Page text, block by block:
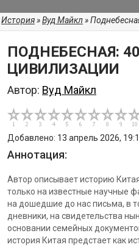
История»Вуд Майкл»
ПОДНЕБЕСНАЯ:
ЦИВИЛИЗАЦИИ
Автор: Вуд Майкл
Добавлено: 13 апрель 2026,
Аннотация:
Автор описывает историю
только на известные научные
на дошедшие до нас письма, в
дневники, на свидетельства
основании семейных
история Китая предстает как